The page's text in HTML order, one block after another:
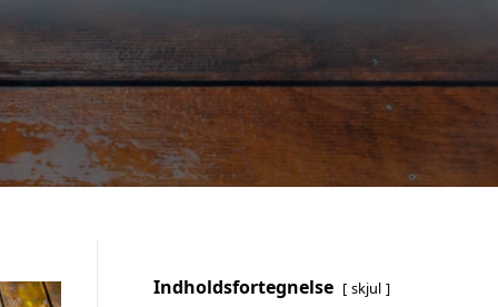
Indholdsfortegnelse skjul